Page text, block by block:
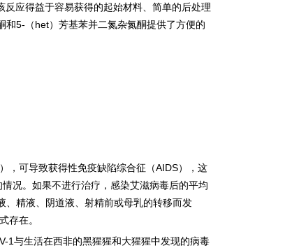
反应得益于容易获得的起始材料、简单的后处理
和5- （het）芳基苯并二氮杂氮酮提供了方便的
，可导致获得性免疫缺陷综合征（AIDS），这
况。如果不进行治疗，感染艾滋病毒后的平均
、精液、阴道液、射精前或母乳的转移而发
存在。
1与生活在西非的黑猩猩和大猩猩中发现的病毒